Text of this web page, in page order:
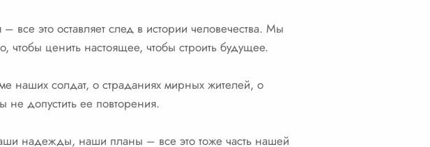
это оставляет след в истории человечества. Мы
чтобы ценить настоящее, чтобы строить будущее.
наших солдат, о страданиях мирных жителей, о
допустить ее повторения.
надежды, наши планы – все это тоже часть нашей